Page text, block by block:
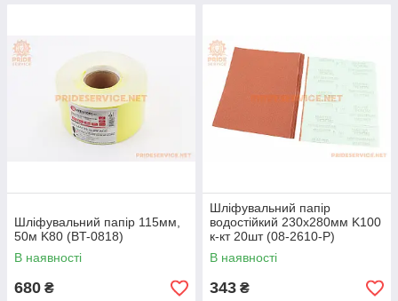
Шліфувальний папір 115мм,
50м K80 (BT-0818)
В наявності
680 ₴
Шліфувальний папір
водостійкий 230x280мм K100
к-кт 20шт (08-2610-Р)
В наявності
343 ₴